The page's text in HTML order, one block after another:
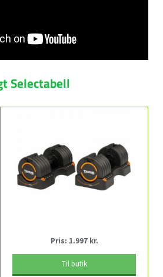
Selectabell
Pris: 1.997 kr.
Til butik